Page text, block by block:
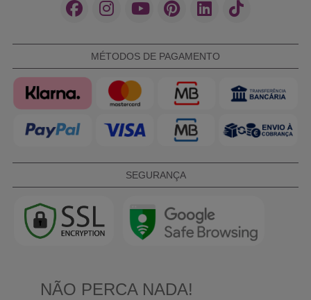
MÉTODOS DE PAGAMENTO
SEGURANÇA